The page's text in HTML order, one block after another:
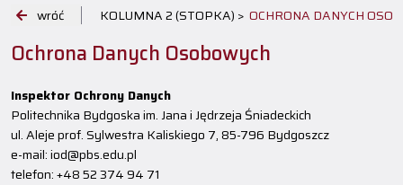
wróć KOLUMNA 2 (STOPKA) > OCHRONA DANYCH
Ochrona Danych Osobowych
Inspektor Ochrony Danych
Politechnika Bydgoska im. Jana i Jędrzeja Śniadeckich
ul. Aleje prof. Sylwestra Kaliskiego 7, 85-796 Bydgoszcz
e-mail: iod@pbs.edu.pl
telefon: +48 52 374 94 71